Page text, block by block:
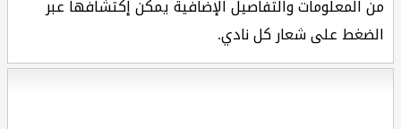
من المعلومات والتفاصيل الإضافية يمكن إكتشافها عبر
الضغط على شعار كل نادي.